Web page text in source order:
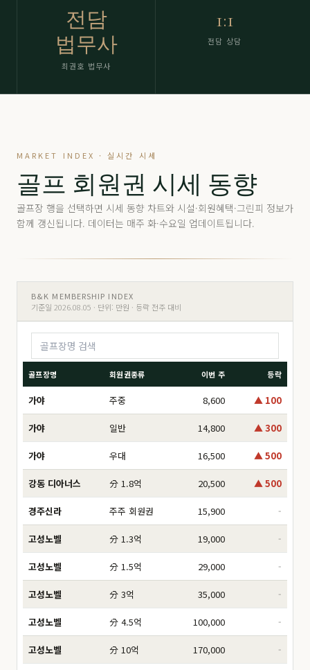
전담
법무사
최권호 법무사
1:1
전담 상담
MARKET INDEX · 실시간 시세
골프 회원권 시세 동향
골프장 행을 선택하면 시세 동향 차트와 시설·회원혜택·그린피 정보가
함께 갱신됩니다. 데이터는 매주 화·수요일 업데이트됩니다.
B&K MEMBERSHIP INDEX
기준일 2026.08.05 · 단위: 만원 · 등락 전주 대비
골프장명 회원권종류 이번 주 등락
가야 주중 8,600 ▲ 100
가야 일반 14,800 ▲ 300
가야 우대 16,500 ▲ 500
강동 디아너스 分 1.8억 20,500 ▲ 500
경주신라 주주 회원권 15,900 -
고성노벨 分 1.3억 19,000 -
고성노벨 分 1.5억 29,000 -
고성노벨 分 3억 35,000 -
고성노벨 分 4.5억 100,000 -
고성노벨 分 10억 170,000 -